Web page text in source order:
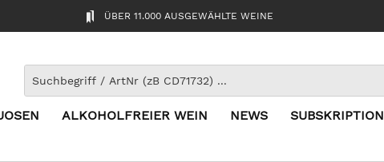
ÜBER 11.000 AUSGEWÄHLTE WEINE
ALKOHOLFREIER WEIN NEWS SUBSKRIPTION